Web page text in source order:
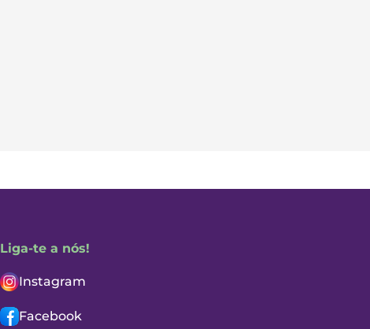
Liga-te a nós!
Instagram
Facebook